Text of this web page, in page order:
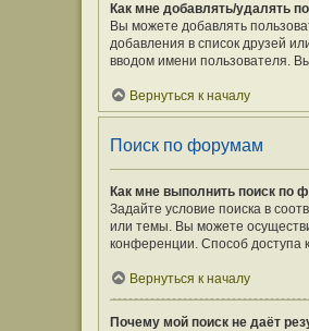
Как мне добавлять/удалять
Вы можете добавлять
добавления в список друзей
вводом имени пользователя.
Вернуться к началу
Поиск по форумам
Как мне выполнить поиск по
Задайте условие поиска в
или темы. Вы можете
конференции. Способ доступа
Вернуться к началу
Почему мой поиск не даёт